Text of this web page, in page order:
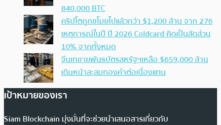
840,000 BTC
คริปโตถูกขโมยไปแล้วกว่า $1,200 ล้าน จาก 276
เหตุการณ์ในปี ปี 2026 Coldcard คิดเป็นสัดส่วน
10% จากทั้งหมด
จีนเทขายพันธบัตรสหรัฐฯเหลือ $659,000 ล้าน
เดินหน้าสะสมทองคำต่อเนื่องแทน
เป้าหมายของเรา
Siam Blockchain มุ่งมั่นที่จะช่วยนำเสนอสารเกี่ยวกับ